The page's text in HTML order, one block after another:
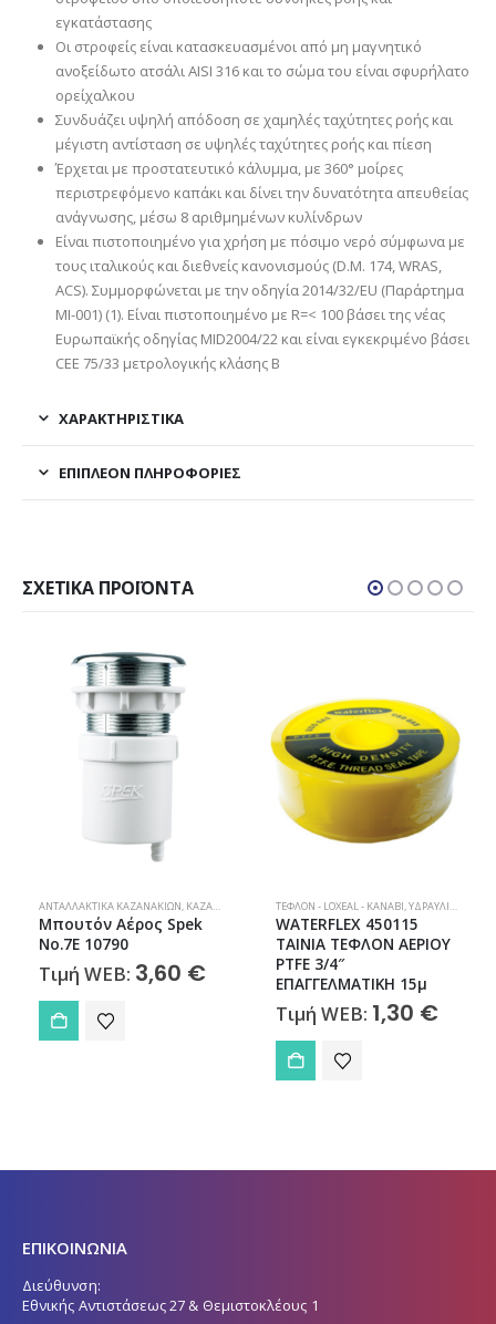
εγκατάστασης
Οι στροφείς είναι κατασκευασμένοι από μη μαγνητικό
ανοξείδωτο ατσάλι AISI 316 και το σώμα του είναι σφυρήλατο
ορείχαλκου
Συνδυάζει υψηλή απόδοση σε χαμηλές ταχύτητες ροής και
μέγιστη αντίσταση σε υψηλές ταχύτητες ροής και πίεση
Έρχεται με προστατευτικό κάλυμμα, με 360° μοίρες
περιστρεφόμενο καπάκι και δίνει την δυνατότητα απευθείας
ανάγνωσης, μέσω 8 αριθμημένων κυλίνδρων
Είναι πιστοποιημένο για χρήση με πόσιμο νερό σύμφωνα με
τους ιταλικούς και διεθνείς κανονισμούς (D.M. 174, WRAS,
ACS). Συμμορφώνεται με την οδηγία 2014/32/EU (Παράρτημα
MI-001) (1). Είναι πιστοποιημένο με R=< 100 βάσει της νέας
Ευρωπαϊκής οδηγίας MID2004/22 και είναι εγκεκριμένο βάσει
CEE 75/33 μετρολογικής κλάσης Β
ΧΑΡΑΚΤΗΡΙΣΤΙΚΑ
ΕΠΙΠΛΈΟΝ ΠΛΗΡΟΦΟΡΊΕΣ
ΣΧΕΤΙΚΆ ΠΡΟΪΌΝΤΑ
ΜΗΧΑΝΙΣΜΟΊ & ΦΛΟΤΈΡ,ΜΠΆΝΙΟ,ΥΔΡΑΥΛΙΚΆ
ΑΝΤΑΛΛΑΚΤΙΚΆ ΚΑΖΑΝΑΚΙΏΝ, ΚΑΖΑΝΆΚΙΑ ΜΗΧΑΝΙΣΜΟΊ & ΦΛΟΤΈΡ, ΜΠΆΝΙΟ,ΥΔΡΑΥΛΙΚΆ
Μπουτόν Αέρος Spek
Νο.7Ε 10790
Τιμή WEB: 3,60 €
ΤΕΦΛΌΝ - LOXEAL - ΚΑΝΆΒΙ,ΥΔΡΑΥΛΙΚΆ
WATERFLEX 450115
ΤΑΙΝΙΑ ΤΕΦΛΟΝ ΑΕΡΙΟΥ
PTFE 3/4″
ΕΠΑΓΓΕΛΜΑΤΙΚΗ 15μ
Τιμή WEB: 1,30 €
ΕΠΙΚΟΙΝΩΝΙΑ
Διεύθυνση:
Εθνικής Αντιστάσεως 27 & Θεμιστοκλέους 1